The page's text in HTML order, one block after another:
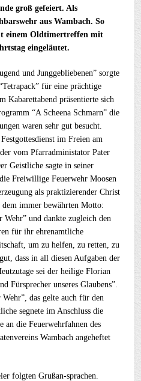
groß gefeiert. Als
aus Wambach. So
einem Oldtimertreffen mit
eingeläutet.
und Junggebliebenen” sorgte
für eine prächtige
Kabarettabend präsentierte sich
“A Scheena Schmarn” die
waren sehr gut besucht.
im Freien am
vom Pfarradministator Pater
Geistliche sagte in seiner
Freiwillige Feuerwehr Moosen
als praktizierender Christ
dem immer bewährten Motto:
und dankte zugleich den
für ihr ehrenamtliche
um zu helfen, zu retten, zu
dass in all diesen Aufgaben der
sei der heilige Florian
Fürsprecher unseres Glaubens”.
das gelte auch für den
segnete im Anschluss die
an die Feuerwehrfahnen des
Wambach angeheftet
folgten Grußan-sprachen.